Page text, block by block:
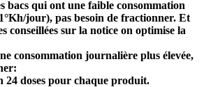
bacs qui ont une faible consommation
jour), pas besoin de fractionner. Et
conseillées sur la notice on optimise la
consommation journalière plus élevée,
24 doses pour chaque produit.